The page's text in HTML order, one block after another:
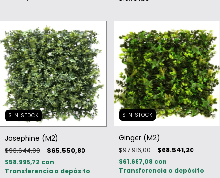
SIN STOCK
Josephine (M2)
$93.644,00 $65.550,80
$58.995,72 con
Transferencia o depósito
SIN STOCK
Ginger (M2)
$97.916,00 $68.541,20
$61.687,08 con
Transferencia o depósito